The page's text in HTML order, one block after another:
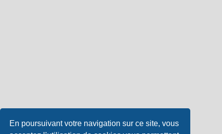
En poursuivant votre navigation sur ce site, vous